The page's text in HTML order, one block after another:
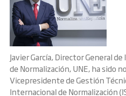
Javier García, Director General
de Normalización, UNE, ha sido
Vicepresidente de Gestión
Internacional de Normalización